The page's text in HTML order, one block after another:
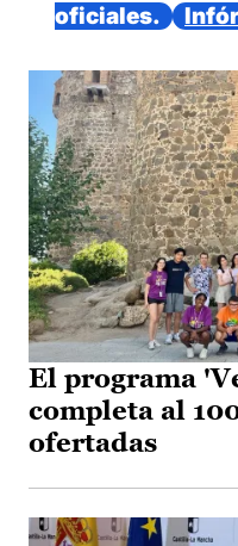
oficiales.
El programa
completa al
ofertadas